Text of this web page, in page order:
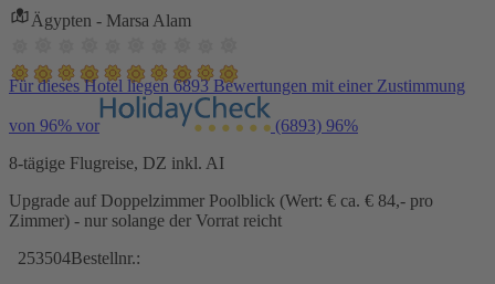
Ägypten - Marsa Alam
Für dieses Hotel liegen 6893 Bewertungen mit einer Zustimmung
von 96% vor (6893) 96%
8-tägige Flugreise, DZ inkl. AI
Upgrade auf Doppelzimmer Poolblick (Wert: € ca. € 84,- pro
Zimmer) - nur solange der Vorrat reicht
253504Bestellnr.: